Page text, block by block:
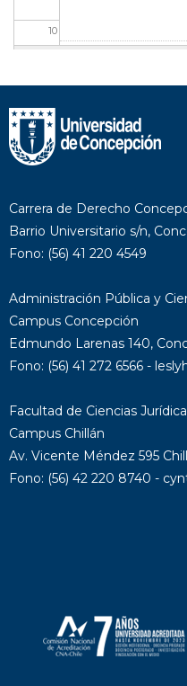
10
12
13
17
18
19
20
Carrera de Derecho
Barrio Universitario s/n,
Fono: (56) 41 220 4549
Administración Pública y
Campus Concepción
Edmundo Larenas 140,
Fono: (56) 41 272 6566 -
Facultad de Ciencias
Campus Chillán
Av. Vicente Méndez 595
Fono: (56) 42 220 8740 -